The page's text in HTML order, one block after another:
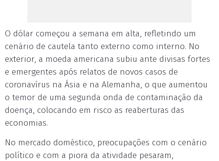
O dólar começou a semana em alta, refletindo um
cenário de cautela tanto externo como interno. No
exterior, a moeda americana subiu ante divisas fortes
e emergentes após relatos de novos casos de
coronavírus na Ásia e na Alemanha, o que aumentou
o temor de uma segunda onda de contaminação da
doença, colocando em risco as reaberturas das
economias.
No mercado doméstico, preocupações com o cenário
político e com a piora da atividade pesaram,